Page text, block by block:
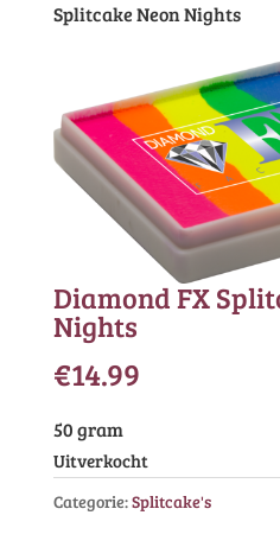
Splitcake Neon Nights
Diamond FX
Nights
€14.99
50 gram
Uitverkocht
Categorie:Splitcake's